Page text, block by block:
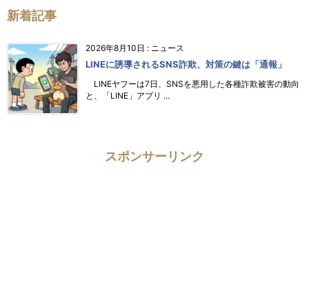
新着記事
2026年8月10日 : ニュース
LINEに誘導されるSNS詐欺、対策の鍵は「通報」
LINEヤフーは7日、SNSを悪用した各種詐欺被害の動向
と、「LINE」アプリ ...
スポンサーリンク